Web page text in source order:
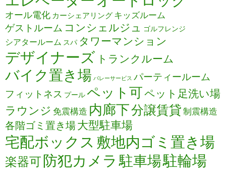
オール電化 カーシェアリング キッズルーム
ゲストルーム コンシェルジュ ゴルフレンジ
シアタールーム スパ タワーマンション
デザイナーズ トランクルーム
バイク置き場 バレーサービス パーティールーム
フィットネス プールペット可ペット足洗い場
ラウンジ 免震構造 内廊下分譲賃貸制震構造
各階ゴミ置き場大型駐車場
宅配ボックス 敷地内ゴミ置き場
楽器可防犯カメラ 駐車場駐輪場